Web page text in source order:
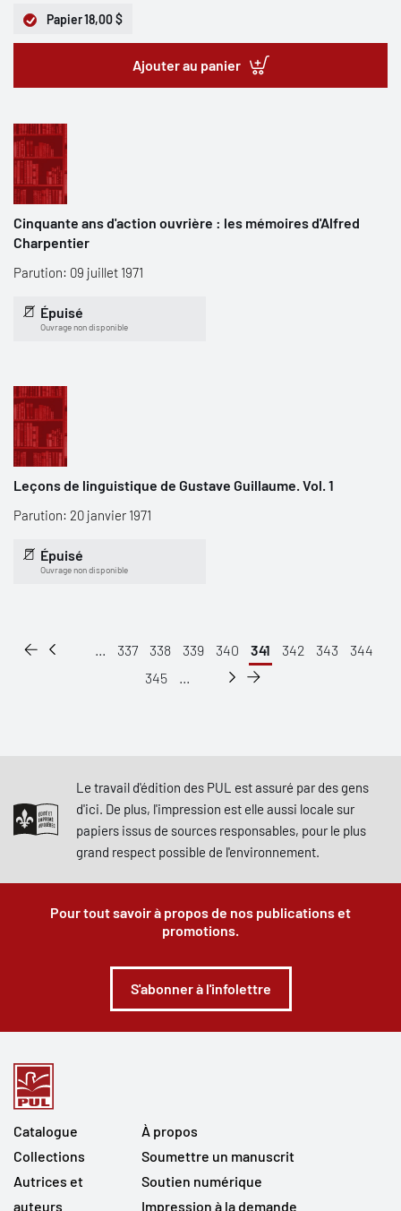
Papier18,00 $
Ajouter au panier
Cinquante ans d'action ouvrière : les mémoires d'Alfred
Charpentier
Parution: 09 juillet 1971
Épuisé
Ouvrage non disponible
Leçons de linguistique de Gustave Guillaume. Vol. 1
Parution: 20 janvier 1971
Épuisé
Ouvrage non disponible
... 337 338 339 340 341 342 343
344
345
...
Le travail d'édition des PUL est assuré par des gens
d'ici. De plus, l'impression est elle aussi locale sur
papiers issus de sources responsables, pour le plus
grand respect possible de l'environnement.
Pour tout savoir à propos de nos publications et
promotions.
S'abonner à l'infolettre
Catalogue
Collections
Autrices et
auteurs
À propos
Soumettre un manuscrit
Soutien numérique
Impression à la demande